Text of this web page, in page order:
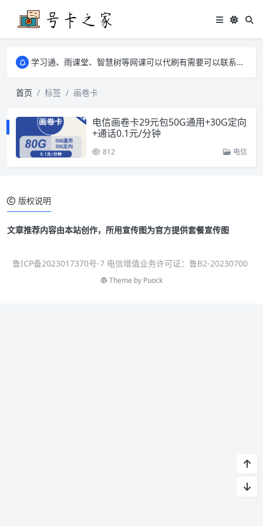
学习通、雨课堂、智慧树等网课可以代刷有需要可以联系邮箱i@tuzi.la
学习通、雨课堂、智慧树等网课可以代刷有需要可以联系邮箱i@tuzi.la
首页
标签 画卷卡
电信画卷卡29元包50G通用+30G定向
+通话0.1元/分钟
812 电信
版权说明
文章推荐内容由本站创作，所用宣传图为官方提供套餐宣传图
鲁ICP备2023017370号-7 电信增值业务许可证：鲁B2-20230700
Theme by Puock